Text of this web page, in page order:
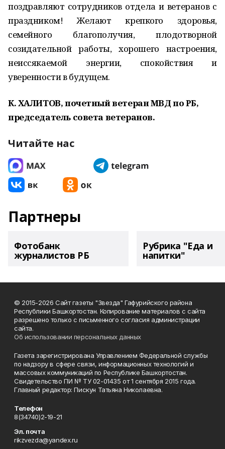
поздравляют сотрудников отдела и ветеранов с
праздником! Желают крепкого здоровья,
семейного благополучия, плодотворной
созидательной работы, хорошего настроения,
неиссякаемой энергии, спокойствия и
уверенности в будущем.
К. ХАЛИТОВ, почетный ветеран МВД по РБ,
председатель совета ветеранов.
Читайте нас
Партнеры
Фотобанк
журналистов РБ
Рубрика "Еда и
напитки"
© 2015-2026 Сайт газеты "Звезда" Гафурийского района
Республики Башкортостан. Копирование материалов с сайта
разрешено только с письменного согласия администрации
сайта.
Об использовании персональных данных
Газета зарегистрирована Управлением Федеральной службы
по надзору в сфере связи, информационных технологий и
массовых коммуникаций по Республике Башкортостан.
Свидетельство ПИ № ТУ 02-01435 от 1 сентября 2015 года.
Главный редактор: Пискун Татьяна Николаевна.
Телефон
8(34740)2-19-21
Эл. почта
rikzvezda@yandex.ru